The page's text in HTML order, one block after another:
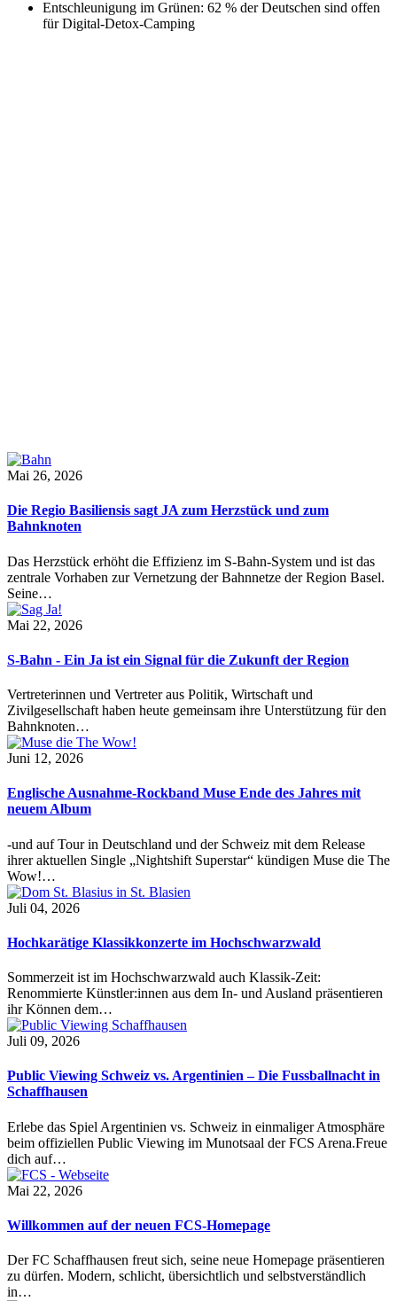
Entschleunigung im Grünen: 62 % der Deutschen sind offen
für Digital-Detox-Camping
Mai 26, 2026
Die Regio Basiliensis sagt JA zum Herzstück und zum
Bahnknoten
Das Herzstück erhöht die Effizienz im S-Bahn-System und ist das
zentrale Vorhaben zur Vernetzung der Bahnnetze der Region Basel.
Seine…
Mai 22, 2026
S-Bahn - Ein Ja ist ein Signal für die Zukunft der Region
Vertreterinnen und Vertreter aus Politik, Wirtschaft und
Zivilgesellschaft haben heute gemeinsam ihre Unterstützung für den
Bahnknoten…
Juni 12, 2026
Englische Ausnahme-Rockband Muse Ende des Jahres mit
neuem Album
-und auf Tour in Deutschland und der Schweiz mit dem Release
ihrer aktuellen Single „Nightshift Superstar“ kündigen Muse die The
Wow!…
Juli 04, 2026
Hochkarätige Klassikkonzerte im Hochschwarzwald
Sommerzeit ist im Hochschwarzwald auch Klassik-Zeit:
Renommierte Künstler:innen aus dem In- und Ausland präsentieren
ihr Können dem…
Juli 09, 2026
Public Viewing Schweiz vs. Argentinien – Die Fussballnacht in
Schaffhausen
Erlebe das Spiel Argentinien vs. Schweiz in einmaliger Atmosphäre
beim offiziellen Public Viewing im Munotsaal der FCS Arena.Freue
dich auf…
Mai 22, 2026
Willkommen auf der neuen FCS-Homepage
Der FC Schaffhausen freut sich, seine neue Homepage präsentieren
zu dürfen. Modern, schlicht, übersichtlich und selbstverständlich
in…